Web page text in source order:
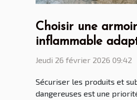
Choisir une
inflammable
besoins de sécurité
Jeudi 26 février 2026 09:42
Sécuriser les produits et
dangereuses est une